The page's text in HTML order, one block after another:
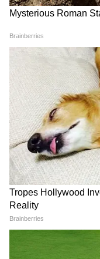
Raah Records: স্বাধীন
জন্য নতুন প্ল্যাটফর্ম
রাজ ফিল্মস, জেনে নিন
LATEST VIDEOS
Annapurna
প্রতিমাসে কত
হাজার টাকা?
কীভাবে অন্নপূর্ণা
বিভ্রান্তি? |
Annapurna Yojana